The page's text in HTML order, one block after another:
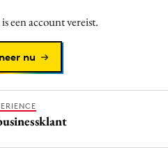
een account vereist.
nu